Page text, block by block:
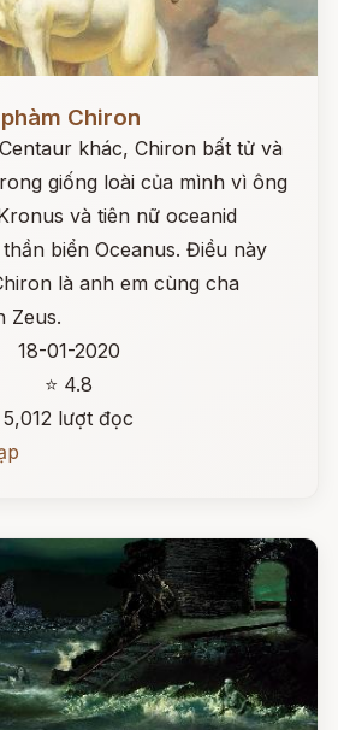
Chiron
khác, Chiron bất tử và
giống loài của mình vì ông
và tiên nữ oceanid
biển Oceanus. Điều này
là anh em cùng cha
Zeus.
18-01-2020
⭐ 4.8
5,012 lượt đọc